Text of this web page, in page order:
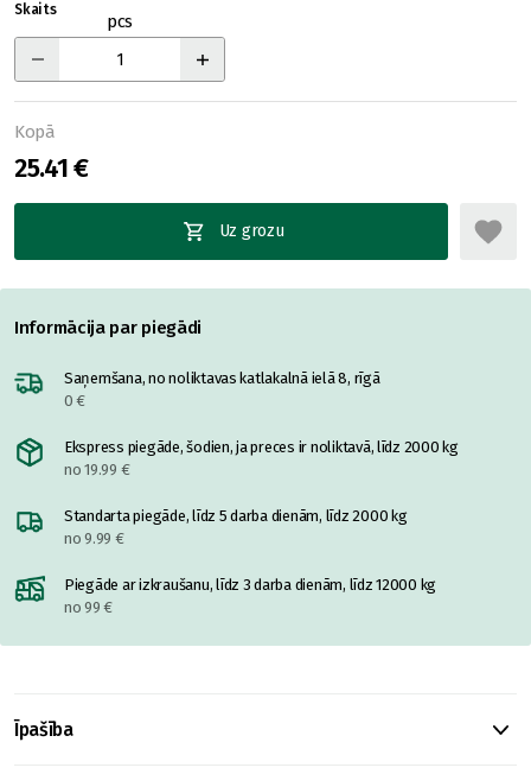
Skaits
pcs
Kopā
25.41 €
Uz grozu
Informācija par piegādi
Saņemšana, no noliktavas katlakalnā ielā 8, rīgā
0 €
Ekspress piegāde, šodien, ja preces ir noliktavā, līdz 2000 kg
no 19.99 €
Standarta piegāde, līdz 5 darba dienām, līdz 2000 kg
no 9.99 €
Piegāde ar izkraušanu, līdz 3 darba dienām, līdz 12000 kg
no 99 €
Īpašība